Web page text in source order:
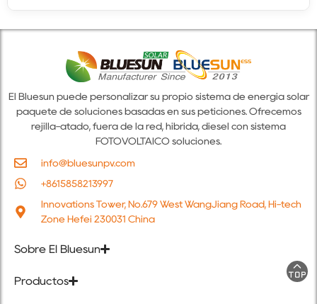
El Bluesun puede personalizar su propio sistema de energía solar
paquete de soluciones basadas en sus peticiones. Ofrecemos
rejilla-atado, fuera de la red, híbrida, diésel con sistema
FOTOVOLTAICO soluciones.
info@bluesunpv.com
+8615858213997
Innovations Tower, No.679 West WangJiang Road, Hi-tech
Zone Hefei 230031 China
Sobre El Bluesun
Productos